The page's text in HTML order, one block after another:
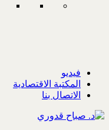
فيديو
المكتبة الاقتصادية
الاتصال بنا